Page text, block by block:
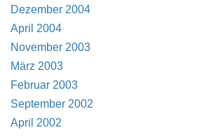
Dezember 2004
April 2004
November 2003
März 2003
Februar 2003
September 2002
April 2002